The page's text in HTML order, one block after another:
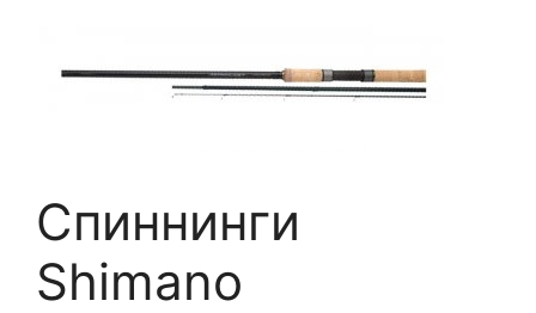
Спиннинги
Shimano